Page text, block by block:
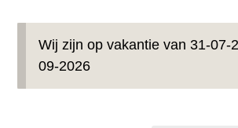
Wij zijn op vakantie van 31-07-
09-2026